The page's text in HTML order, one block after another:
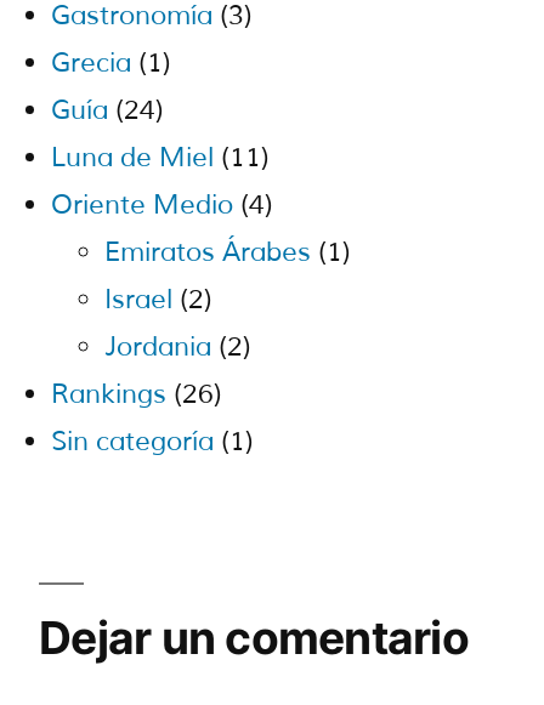
Gastronomía (3)
Grecia (1)
Guía (24)
Luna de Miel (11)
Oriente Medio (4)
Emiratos Árabes (1)
Israel (2)
Jordania (2)
Rankings (26)
Sin categoría (1)
Dejar un comentario